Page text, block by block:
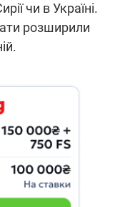
чи в Україні.
розширили